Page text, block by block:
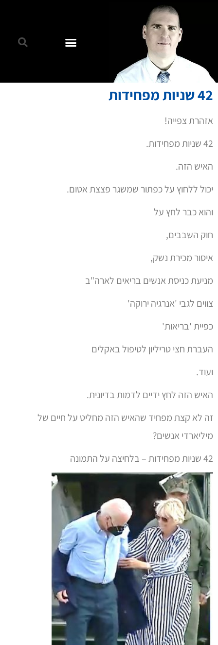
42 שניות מפחידות
אזהרת צפייה!
42 שניות מפחידות.
האיש הזה.
יכול ללחוץ על כפתור שמשגר פצצת אטום.
והוא כבר לחץ על
חוק השבבים,
איסור מכירת נשק,
מניעת כניסת אנשים בריאים לארה"ב
צווים לגבי 'אנרגיה ירוקה'
כפיית 'בריאות'
העברת חצי טריליון לטיפול באקלים
ועוד.
האיש הזה לחץ ידיים לדמות בדיונית.
זה לא קצת מפחיד שהאיש הזה מחליט על חיים של
מיליארדי אנשים?
42 שניות מפחידות – בלחיצה על התמונה